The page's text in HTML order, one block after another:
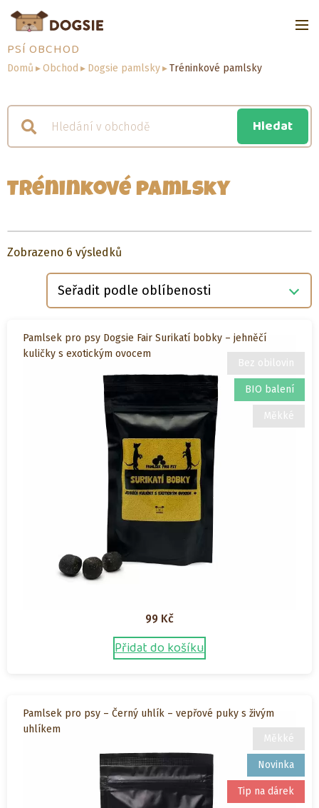
PSÍ OBCHOD
Domů ▸Obchod ▸ Dogsie pamlsky▸Tréninkové pamlsky
Tréninkové pamlsky
Zobrazeno 6 výsledků
podle
oblíbenosti
Bez obilovin
BIO balení
Měkké
Pamlsek pro psy Dogsie Fair Surikatí bobky – jehněčí
kuličky s exotickým ovocem
99 Kč
Přidat do košíku
Měkké
Novinka
Tip na dárek
Pamlsek pro psy – Černý uhlík – vepřové puky s živým
uhlíkem